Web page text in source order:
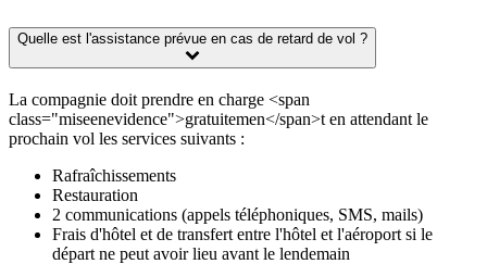
Quelle est l'assistance prévue en cas de retard de vol ?
La compagnie doit prendre en charge <span
class="miseenevidence">gratuitemen</span>t en attendant le
prochain vol les services suivants :
Rafraîchissements
Restauration
2 communications (appels téléphoniques, SMS, mails)
Frais d'hôtel et de transfert entre l'hôtel et l'aéroport si le
départ ne peut avoir lieu avant le lendemain